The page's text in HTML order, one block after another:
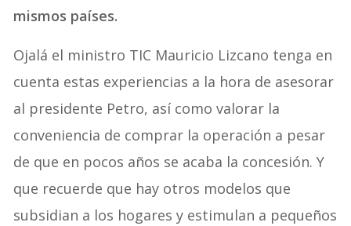
mismos países.
Ojalá el ministro TIC Mauricio Lizcano tenga en
cuenta estas experiencias a la hora de asesorar
al presidente Petro, así como valorar la
conveniencia de comprar la operación a pesar
de que en pocos años se acaba la concesión. Y
que recuerde que hay otros modelos que
subsidian a los hogares y estimulan a pequeños